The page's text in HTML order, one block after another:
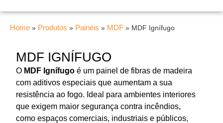
Home » Produtos » Painéis » MDF » MDF Ignífugo
MDF IGNÍFUGO
O MDF Ignífugo é um painel de fibras de madeira
com aditivos especiais que aumentam a sua
resistência ao fogo. Ideal para ambientes interiores
que exigem maior segurança contra incêndios,
como espaços comerciais, industriais e públicos,